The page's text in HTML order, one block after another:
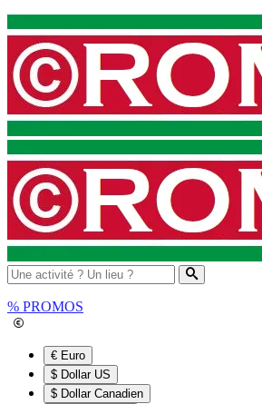
% PROMOS
€ Euro
$ Dollar US
$ Dollar Canadien